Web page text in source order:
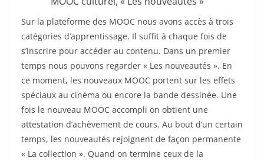
Sur la plateforme des MOOC nous avons accès à trois
catégories d’apprentissage. Il suffit à chaque fois de
s’inscrire pour accéder au contenu. Dans un premier
temps nous pouvons regarder « Les nouveautés ». En
ce moment, les nouveaux MOOC portent sur les effets
spéciaux au cinéma ou encore la bande dessinée. Une
fois le nouveau MOOC accompli on obtient une
attestation d’achèvement de cours. Au bout d’un certain
temps, les nouveautés rejoignent de façon permanente
« La collection ». Quand on termine ceux de la